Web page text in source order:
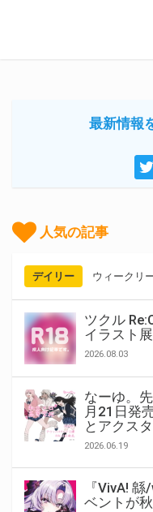
最新情報
人気の記事
デイリー ウィークリ
ツクル
イラスト
2026.08.03
なーゆ。
月21日発
とアクス
2026.06.19
『VivA!
ベントが